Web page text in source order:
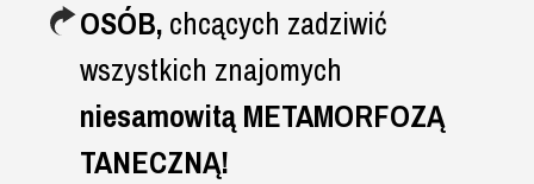
OSÓB,chcących zadziwić
wszystkich znajomych
niesamowitą METAMORFOZĄ
TANECZNĄ!